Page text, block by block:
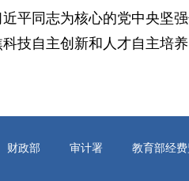
平同志为核心的党中央坚
技自主创新和人才自主培
财政部 审计署 教育部经